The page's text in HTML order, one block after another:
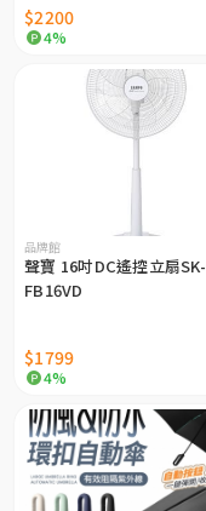
$2200
4%
品牌館
聲寶 16吋DC遙控立扇SK-
FB16VD
$1799
4%